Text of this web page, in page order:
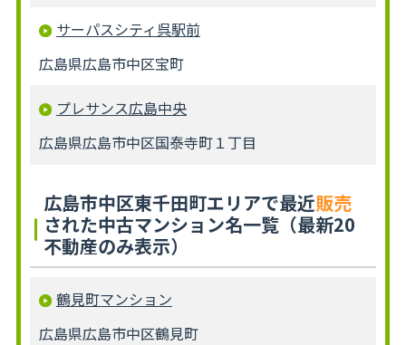
サーパスシティ呉駅前
広島県広島市中区宝町
プレサンス広島中央
広島県広島市中区国泰寺町１丁目
広島市中区東千田町エリアで最近販売
された中古マンション名一覧（最新20
不動産のみ表示）
鶴見町マンション
広島県広島市中区鶴見町